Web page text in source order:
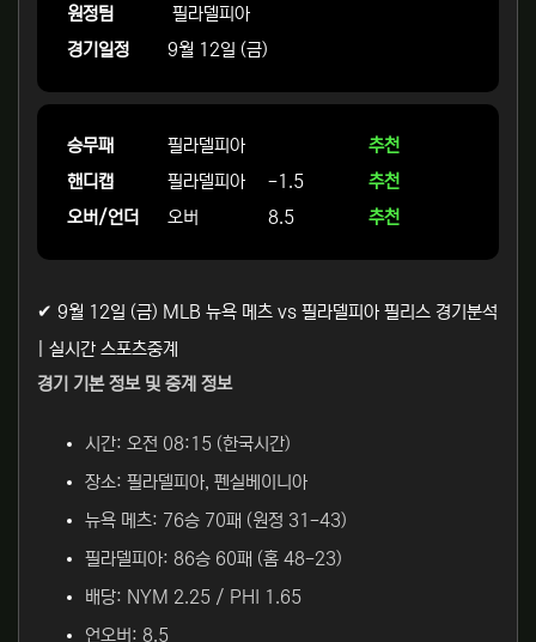
원정팀
필라델피아
경기일정
9월 12일 (금)
승무패 필라델피아
추천
핸디캡
필라델피아 -1.5
추천
오버/언더
오버 8.5 추천
✔ 9월 12일 (금) MLB 뉴욕 메츠 vs 필라델피아 필리스 경기분석
| 실시간 스포츠중계
경기 기본 정보 및 중계 정보
시간: 오전 08:15 (한국시간)
장소: 필라델피아, 펜실베이니아
뉴욕 메츠: 76승 70패 (원정 31-43)
필라델피아: 86승 60패 (홈 48-23)
배당: NYM 2.25 / PHI 1.65
언오버: 8.5